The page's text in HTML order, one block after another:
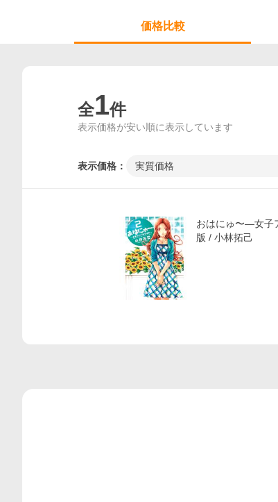
価格比較
全1件
表示価格が安い順に表示しています
表示価格： 実質価格
おはにゅ〜―女子
版 / 小林拓己